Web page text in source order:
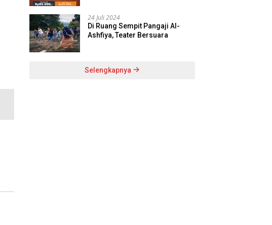
24 Juli 2024
Di Ruang Sempit Pangaji Al-
Ashfiya, Teater Bersuara
Selengkapnya